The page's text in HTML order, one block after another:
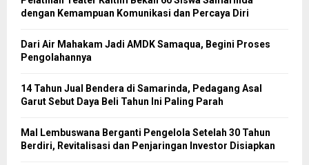
dengan Kemampuan Komunikasi dan Percaya Diri
Dari Air Mahakam Jadi AMDK Samaqua, Begini Proses
Pengolahannya
14 Tahun Jual Bendera di Samarinda, Pedagang Asal
Garut Sebut Daya Beli Tahun Ini Paling Parah
Mal Lembuswana Berganti Pengelola Setelah 30 Tahun
Berdiri, Revitalisasi dan Penjaringan Investor Disiapkan